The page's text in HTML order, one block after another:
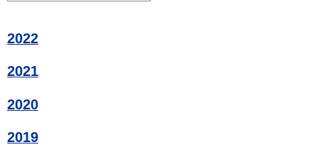
2022
2021
2020
2019